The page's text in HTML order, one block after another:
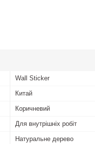
Wall Sticker
Китай
Коричневий
Для внутрішніх робіт
Натуральне дерево